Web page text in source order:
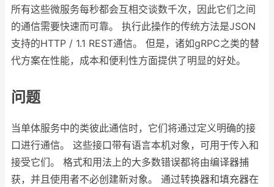
所有这些微服务每秒都会互相交谈数千次，因此它们之间
的通信需要快速而可靠。 执行此操作的传统方法是JSON
支持的HTTP / 1.1 REST通信。 但是，诸如gRPC之类的替
代方案在性能，成本和便利性方面提供了明显的好处。
问题
当单体服务中的类彼此通信时，它们将通过定义明确的接
口进行通信。 这些接口带有语言本机对象，可用于传入和
接受它们。 格式和用法上的大多数错误都将由编译器捕
获，并且使用者不必创建新对象。 通过转换器和填充器在